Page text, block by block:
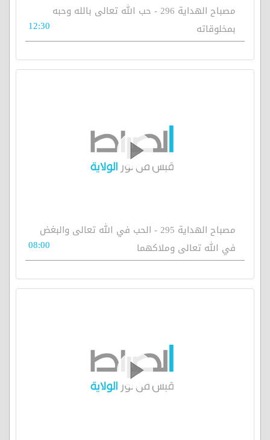
مصباح الهداية 296 - حب الله تعالى بالله وحبه
بمخلوقاته
12:30
مصباح الهداية 295 - الحب في الله تعالى والبغض
في الله تعالى وملاكهما
08:00